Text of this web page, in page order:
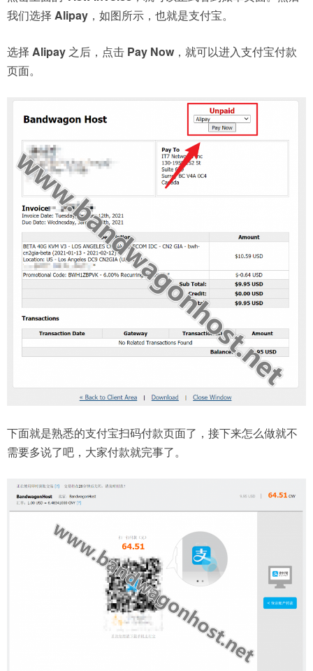
我们选择 Alipay ，如图所示，也就是支付宝。
选择 Alipay 之后，点击 Pay Now ，就可以进入支付宝付款
页面。
下面就是熟悉的支付宝扫码付款页面了，接下来怎么做就不
需要多说了吧，大家付款就完事了。